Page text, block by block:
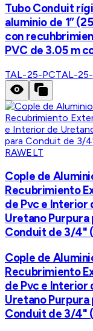
Tubo Conduit
aluminio de 1”
con
PVC de 3.05 m
TAL-25-PCTAL-
RAWELT
Cople de
Recubrimiento
de Pvc e Interior
Uretano Purpura
Conduit de 3/4"
Cople de
Recubrimiento
de Pvc e Interior
Uretano Purpura
Conduit de 3/4"